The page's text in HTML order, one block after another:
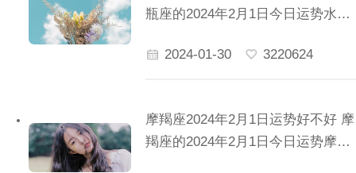
瓶座的2024年2月1日今日运势水瓶
2024-01-30
3220624
摩羯座2024年2月1日运势好不好 摩
羯座的2024年2月1日今日运势摩羯